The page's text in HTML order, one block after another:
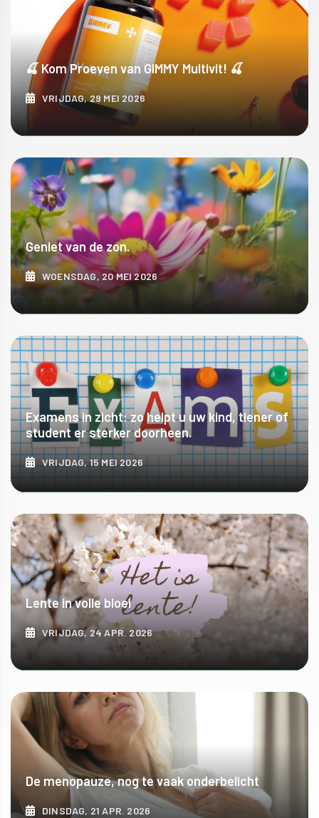
🍒 Kom Proeven van GIMMY Multivit! 🍒
VRIJDAG, 29 MEI 2026
ONTDEK MEER
Geniet van de zon.
WOENSDAG, 20 MEI 2026
ONTDEK MEER
Examens in zicht: zo helpt u uw kind, tiener of
student er sterker doorheen.
VRIJDAG, 15 MEI 2026
ONTDEK MEER
Lente in volle bloei
VRIJDAG, 24 APR. 2026
ONTDEK MEER
De menopauze, nog te vaak onderbelicht
DINSDAG, 21 APR. 2026